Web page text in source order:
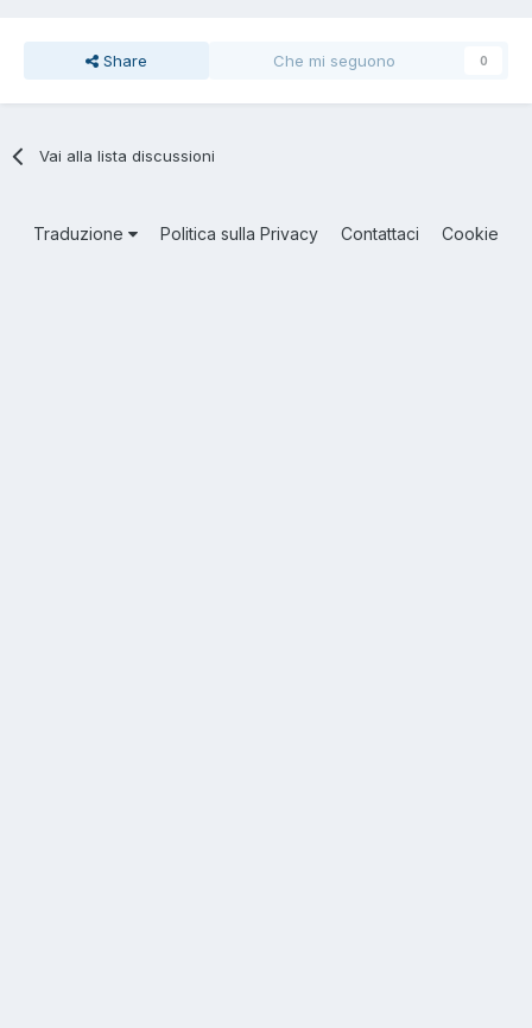
Share Che mi seguono 0
Vai alla lista discussioni
Traduzione Politica sulla Privacy Contattaci Cookie